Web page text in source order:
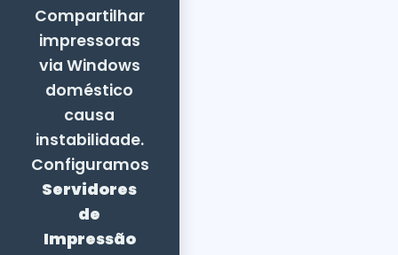
Compartilhar
impressoras
via Windows
doméstico
causa
instabilidade.
Configuramos
Servidores
de
Impressão